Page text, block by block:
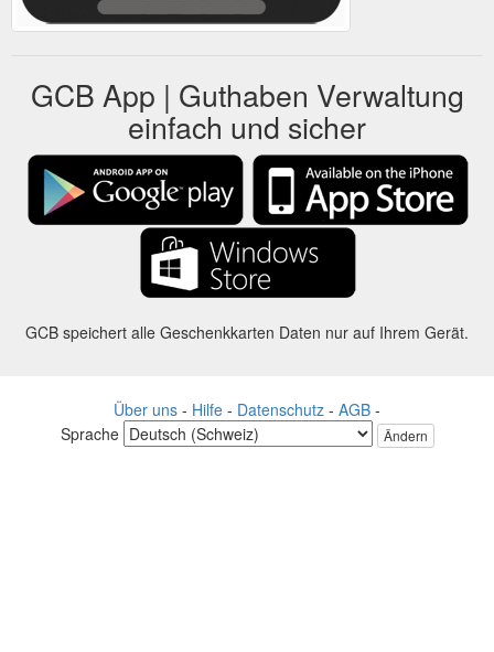
GCB App | Guthaben Verwaltung
einfach und sicher
GCB speichert alle Geschenkkarten Daten nur auf Ihrem Gerät.
Über uns - Hilfe - Datenschutz - AGB -
Sprache
Ändern